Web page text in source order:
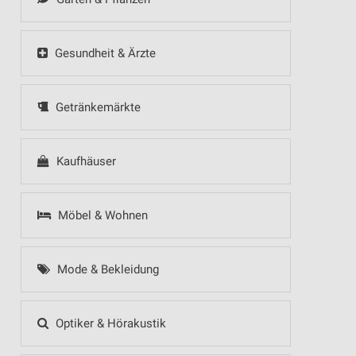
Gesundheit & Ärzte
Getränkemärkte
Kaufhäuser
Möbel & Wohnen
Mode & Bekleidung
Optiker & Hörakustik